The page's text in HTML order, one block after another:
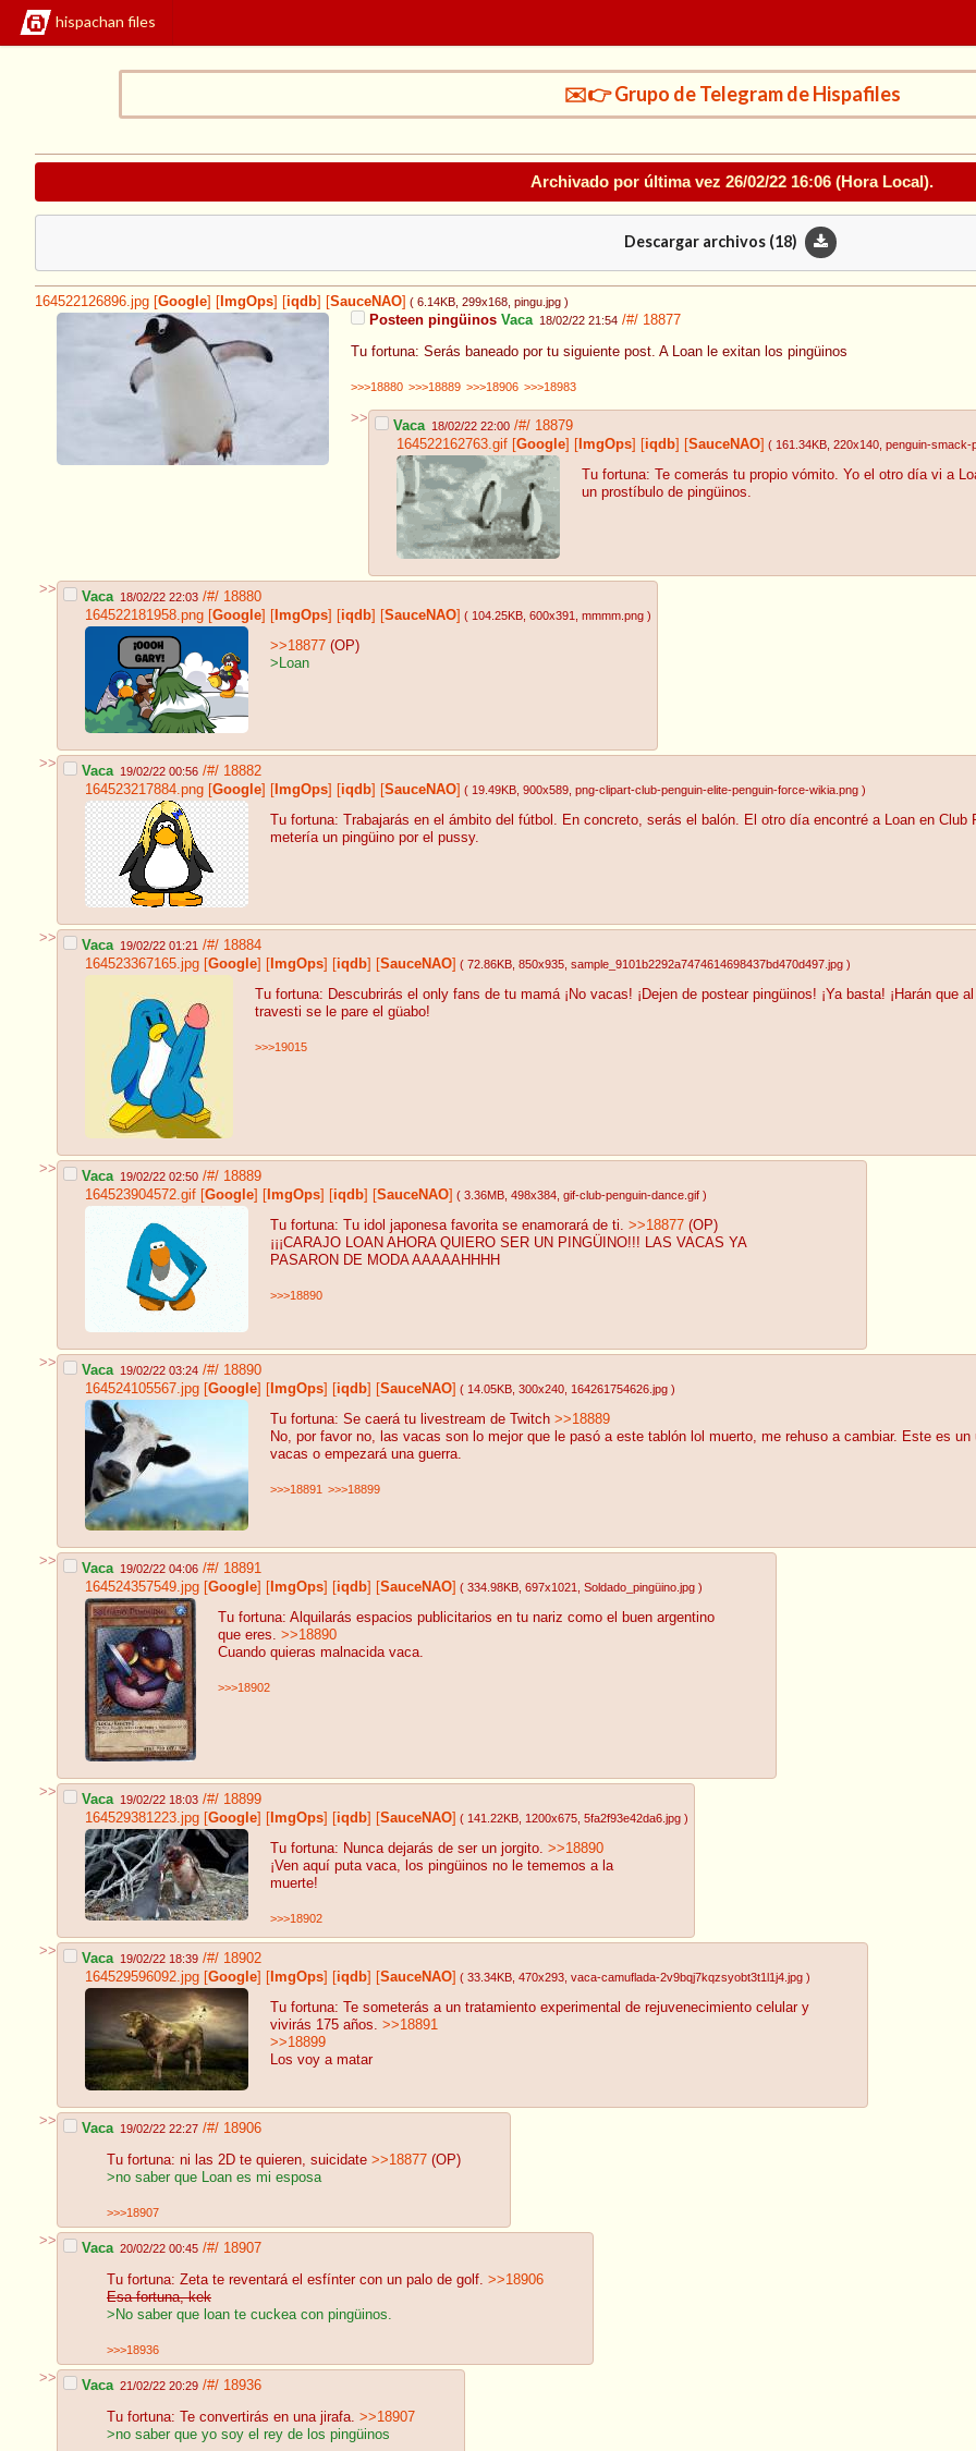
hispachan files
✉️👉 Grupo de Telegram de Hispafiles
Archivado por última vez 26/02/22 16:06 (Hora Local).
Descargar archivos (18)
164522126896.jpg Google ImgOps iqdb SauceNAO ( 6.14KB , 299x168 , pingu.jpg )
Posteen pingüinos Vaca 18/02/22 21:54 /#/ 18877
Tu fortuna: Serás baneado por tu siguiente post. A Loan le exitan los pingüinos
>>>18880 >>>18889 >>>18906 >>>18983
>> Vaca 18/02/22 22:00 /#/ 18879
164522162763.gif [Google] [ ImgOps] [iqdb] [SauceNAO] ( 161.34KB , 220x140 , penguin-
Tu fortuna: Te comerás tu propio vómito. Yo el otro día vi a
un prostíbulo de pingüinos.
>> Vaca 18/02/22 22:03 /#/ 18880
164522181958.png [Google] [ ImgOps] [iqdb] [SauceNAO] ( 104.25KB , 600x391 , mmmm.png )
>>18877 (OP)
>Loan
>> Vaca 19/02/22 00:56 /#/ 18882
164523217884.png [Google] [ ImgOps] [iqdb] [SauceNAO] ( 19.49KB , 900x589 , png-clipart-club-penguin-elite-penguin-force-wikia.png )
Tu fortuna: Trabajarás en el ámbito del fútbol. En concreto, serás el balón. El otro día encontré a Loan en
metería un pingüino por el pussy.
>> Vaca 19/02/22 01:21 /#/ 18884
164523367165.jpg [Google] [ ImgOps] [iqdb] [SauceNAO] ( 72.86KB , 850x935 , sample_9101b2292a7474614698437bd470d497.jpg )
Tu fortuna: Descubrirás el only fans de tu mamá ¡No vacas! ¡Dejen de postear pingüinos! ¡Ya basta! ¡Harán que
travesti se le pare el güabo!
>>>19015
>> Vaca 19/02/22 02:50 /#/ 18889
164523904572.gif [Google] [ ImgOps] [iqdb] [SauceNAO] ( 3.36MB , 498x384 , gif-club-penguin-dance.gif )
Tu fortuna: Tu idol japonesa favorita se enamorará de ti. >>18877 (OP)
¡¡¡CARAJO LOAN AHORA QUIERO SER UN PINGÜINO!!! LAS VACAS YA
PASARON DE MODA AAAAAHHHH
>>>18890
>> Vaca 19/02/22 03:24 /#/ 18890
164524105567.jpg [Google] [ ImgOps] [iqdb] [SauceNAO] ( 14.05KB , 300x240 , 164261754626.jpg )
Tu fortuna: Se caerá tu livestream de Twitch >>18889
No, por favor no, las vacas son lo mejor que le pasó a este tablón lol muerto, me rehuso a cambiar. Este es
vacas o empezará una guerra.
>>>18891 >>>18899
>> Vaca 19/02/22 04:06 /#/ 18891
164524357549.jpg [Google] [ ImgOps] [iqdb] [SauceNAO] ( 334.98KB , 697x1021 , Soldado_pingüino.jpg )
Tu fortuna: Alquilarás espacios publicitarios en tu nariz como el buen argentino
que eres. >>18890
Cuando quieras malnacida vaca.
>>>18902
>> Vaca 19/02/22 18:03 /#/ 18899
164529381223.jpg [Google] [ ImgOps] [iqdb] [SauceNAO] ( 141.22KB , 1200x675 , 5fa2f93e42da6.jpg )
Tu fortuna: Nunca dejarás de ser un jorgito. >>18890
¡Ven aquí puta vaca, los pingüinos no le tememos a la
muerte!
>>>18902
>> Vaca 19/02/22 18:39 /#/ 18902
164529596092.jpg [Google] [ ImgOps] [iqdb] [SauceNAO] ( 33.34KB , 470x293 , vaca-camuflada-2v9bqj7kqzsyobt3t1l1j4.jpg )
Tu fortuna: Te someterás a un tratamiento experimental de rejuvenecimiento celular y
vivirás 175 años. >>18891
>>18899
Los voy a matar
>> Vaca 19/02/22 22:27 /#/ 18906
Tu fortuna: ni las 2D te quieren, suicidate >>18877 (OP)
>no saber que Loan es mi esposa
>>>18907
>> Vaca 20/02/22 00:45 /#/ 18907
Tu fortuna: Zeta te reventará el esfínter con un palo de golf. >>18906
Esa fortuna, kek
>No saber que loan te cuckea con pingüinos.
>>>18936
>> Vaca 21/02/22 20:29 /#/ 18936
Tu fortuna: Te convertirás en una jirafa. >>18907
>no saber que yo soy el rey de los pingüinos